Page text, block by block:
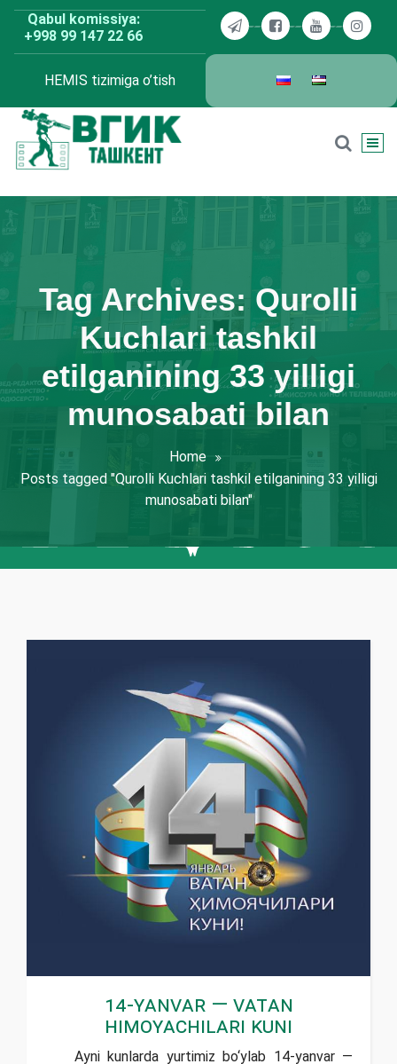
Skip
content
Qabul komissiya:
+998 99 147 22 66
HEMIS tizimiga o’tish
Tag Archives: Qurolli
Kuchlari tashkil
etilganining 33 yilligi
munosabati bilan
Home
Posts tagged "Qurolli Kuchlari tashkil etilganining 33 yilligi
munosabati bilan"
14-yanvar — Vatan
himoyachilari kuni
Ayni kunlarda yurtimiz bo‘ylab 14-yanvar —